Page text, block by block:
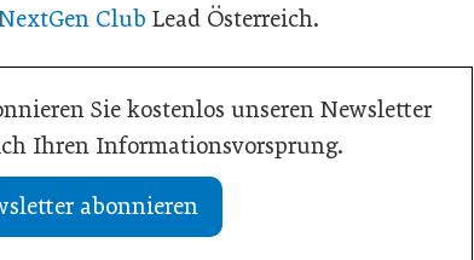
Club Lead Österreich.
Sie kostenlos unseren Newsletter
Ihren Informationsvorsprung.
abonnieren